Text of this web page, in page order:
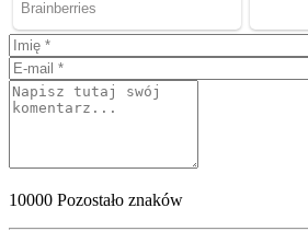
10000 Pozostało znaków